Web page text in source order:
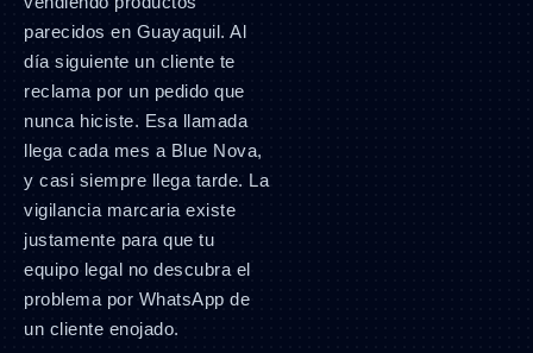
parecidos en Guayaquil. Al
día siguiente un cliente te
reclama por un pedido que
nunca hiciste. Esa llamada
llega cada mes a Blue Nova,
y casi siempre llega tarde. La
vigilancia marcaria existe
justamente para que tu
equipo legal no descubra el
problema por WhatsApp de
un cliente enojado.